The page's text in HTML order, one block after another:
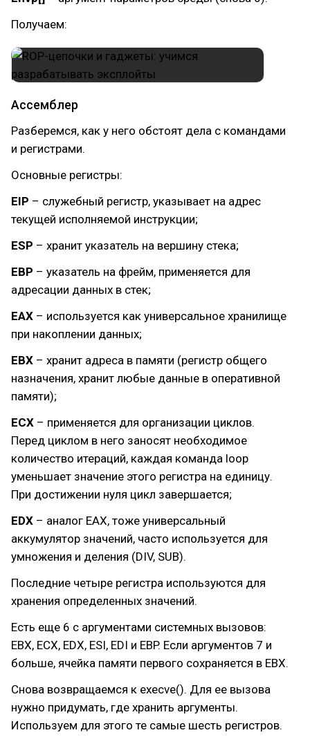
Получаем:
Ассемблер
Разберемся, как у него обстоят дела с командами
и регистрами.
Основные регистры:
EIP – служебный регистр, указывает на адрес
текущей исполняемой инструкции;
ESP – хранит указатель на вершину стека;
EBP – указатель на фрейм, применяется для
адресации данных в стек;
EAX – используется как универсальное хранилище
при накоплении данных;
EBX – хранит адреса в памяти (регистр общего
назначения, хранит любые данные в оперативной
памяти);
ECX – применяется для организации циклов.
Перед циклом в него заносят необходимое
количество итераций, каждая команда loop
уменьшает значение этого регистра на единицу.
При достижении нуля цикл завершается;
EDX – аналог EAX, тоже универсальный
аккумулятор значений, часто используется для
умножения и деления (DIV, SUB).
Последние четыре регистра используются для
хранения определенных значений.
Есть еще 6 с аргументами системных вызовов:
EBX, ECX, EDX, ESI, EDI и EBP. Если аргументов 7 и
больше, ячейка памяти первого сохраняется в EBX.
Снова возвращаемся к execve(). Для ее вызова
нужно придумать, где хранить аргументы.
Используем для этого те самые шесть регистров.